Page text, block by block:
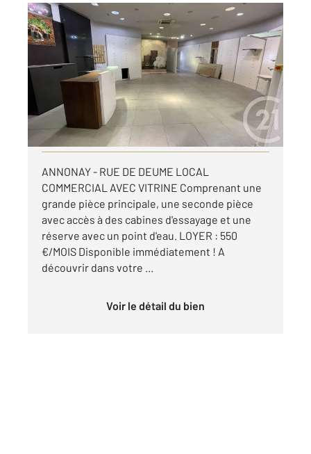
ANNONAY 07
84,10 m , 2 pièces
Ref : 4378
Appartement Local à louer
550 €
par mois charges comprises
Visiter le site dédié
ANNONAY - RUE DE DEUME LOCAL
COMMERCIAL AVEC VITRINE Comprenant une
grande pièce principale, une seconde pièce
avec accès à des cabines d'essayage et une
réserve avec un point d'eau. LOYER : 550
€/MOIS Disponible immédiatement ! A
découvrir dans votre ...
Voir le détail du bien